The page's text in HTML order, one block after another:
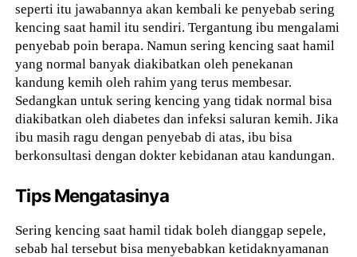
seperti itu jawabannya akan kembali ke penyebab sering
kencing saat hamil itu sendiri. Tergantung ibu mengalami
penyebab poin berapa. Namun sering kencing saat hamil
yang normal banyak diakibatkan oleh penekanan
kandung kemih oleh rahim yang terus membesar.
Sedangkan untuk sering kencing yang tidak normal bisa
diakibatkan oleh diabetes dan infeksi saluran kemih. Jika
ibu masih ragu dengan penyebab di atas, ibu bisa
berkonsultasi dengan dokter kebidanan atau kandungan.
Tips Mengatasinya
Sering kencing saat hamil tidak boleh dianggap sepele,
sebab hal tersebut bisa menyebabkan ketidaknyamanan